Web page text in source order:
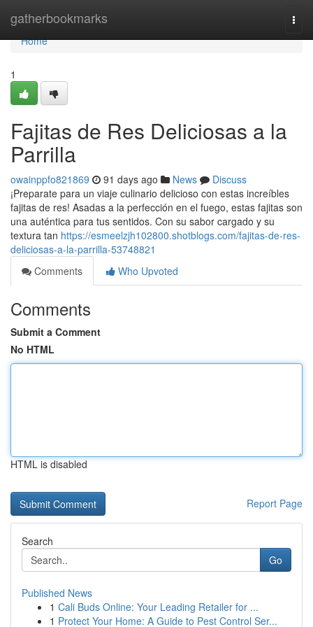
gatherbookmarks
Home
Home
1
Fajitas de Res Deliciosas a la
Parrilla
owainppfo821869 91 days ago News
Discuss
¡Preparate para un viaje culinario delicioso con estas increíbles
fajitas de res! Asadas a la perfección en el fuego, estas fajitas son
una auténtica para tus sentidos. Con su sabor cargado y su
textura tan https://esmeelzjh102800.shotblogs.com/fajitas-de-res-
deliciosas-a-la-parrilla-53748821
Comments
Who Upvoted
Comments
Submit a Comment
No HTML
HTML is disabled
Report Page
Search
Go
Published News
1 Cali Buds Online: Your Leading Retailer for ...
1 Protect Your Home: A Guide to Pest Control Ser...